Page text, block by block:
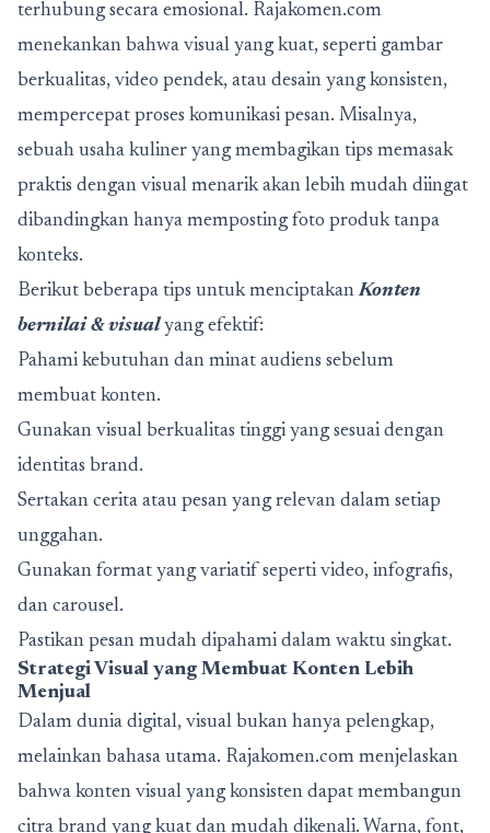
terhubung secara emosional. Rajakomen.com
menekankan bahwa visual yang kuat, seperti gambar
berkualitas, video pendek, atau desain yang konsisten,
mempercepat proses komunikasi pesan. Misalnya,
sebuah usaha kuliner yang membagikan tips memasak
praktis dengan visual menarik akan lebih mudah diingat
dibandingkan hanya memposting foto produk tanpa
konteks.
Berikut beberapa tips untuk menciptakanKonten
bernilai & visualyang efektif:
Pahami kebutuhan dan minat audiens sebelum
membuat konten.
Gunakan visual berkualitas tinggi yang sesuai dengan
identitas brand.
Sertakan cerita atau pesan yang relevan dalam setiap
unggahan.
Gunakan format yang variatif seperti video, infografis,
dan carousel.
Pastikan pesan mudah dipahami dalam waktu singkat.
Strategi Visual yang Membuat Konten Lebih
Menjual
Dalam dunia digital, visual bukan hanya pelengkap,
melainkan bahasa utama. Rajakomen.com menjelaskan
bahwa konten visual yang konsisten dapat membangun
citra brand yang kuat dan mudah dikenali. Warna, font,